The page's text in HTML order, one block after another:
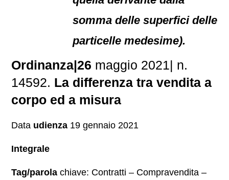
somma delle superfici delle
particelle medesime).
Ordinanza|26 maggio 2021| n.
14592. La differenza tra vendita a
corpo ed a misura
Data udienza 19 gennaio 2021
Integrale
Tag/parola chiave: Contratti – Compravendita –